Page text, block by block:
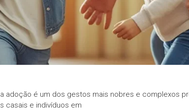
adoção é um dos gestos mais nobres e complexos
casais e indivíduos em